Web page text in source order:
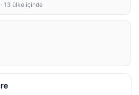
13 ülke içinde